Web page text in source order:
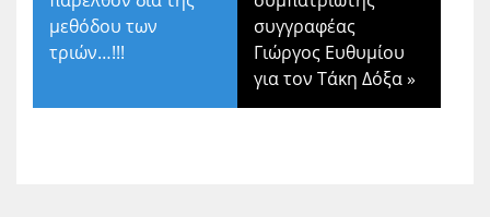
μεθόδου των
τριών…!!!
συγγραφέας
Γιώργος Ευθυμίου
για τον Τάκη Δόξα»